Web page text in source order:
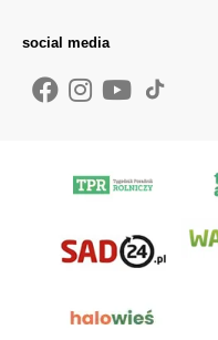
social media